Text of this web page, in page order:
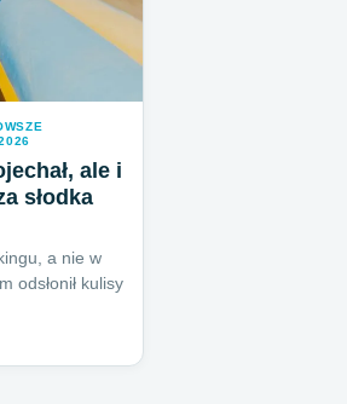
ale i
słodka
a nie w
odsłonił kulisy